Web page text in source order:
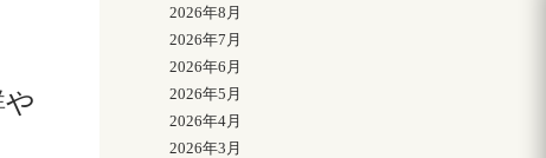
2026年8月
2026年7月
2026年6月
2026年5月
2026年4月
2026年3月